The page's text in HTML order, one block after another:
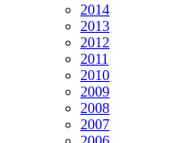
2014
2013
2012
2011
2010
2009
2008
2007